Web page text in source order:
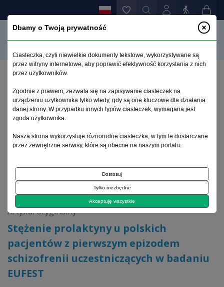
Stężenie prolaktyny u polskich pacjentów z
pierwszym epizodem schizofrenii uczestniczących w
badaniu EUFEST
Archiwum 1995–2023
2009, tom 25, zeszyt 3-4
Artykuł oryginalny
Stężenie prolaktyny u polskich
pacjentów z pierwszym epizodem
schizofrenii uczestniczących w badaniu
EUFEST
Dbamy o Twoją prywatność
Ciasteczka, czyli niewielkie dokumenty tekstowe, wykorzystywane są
przez witryny internetowe, aby poprawić efektywność korzystania z nich
przez użytkowników.
Zgodnie z prawem, zezwala się na zapisywanie ciasteczek na
urządzeniu użytkownika tylko wtedy, gdy są one kluczowe dla działania
danej strony. W przypadku innych typów ciasteczek, wymagana jest
zgoda użytkownika.
Nasza strona wykorzystuje różnorodne ciasteczka, w tym te dostarczane
przez zewnętrzne serwisy, które są obecne na naszym portalu.
Dostosuj
Tylko niezbędne
Akceptuję wszystkie